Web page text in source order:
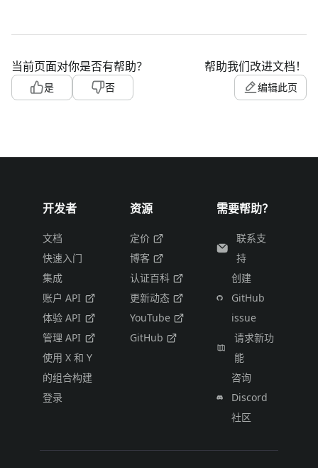
当前页面对你是否有帮助？
是 否
帮助我们改进文档！
编辑此页
开发者
文档
快速入门
集成
账户 API
体验 API
管理 API
使用 X 和 Y
的组合构建
登录
资源
定价
博客
认证百科
更新动态
YouTube
GitHub
需要帮助？
联系支
持
创建
GitHub
issue
请求新功
能
咨询
Discord
社区